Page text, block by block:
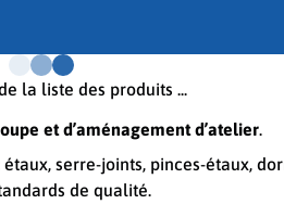
la liste des produits ...
et d’aménagement d’atelier.
étaux, serre-joints, pinces-étaux,
de qualité.